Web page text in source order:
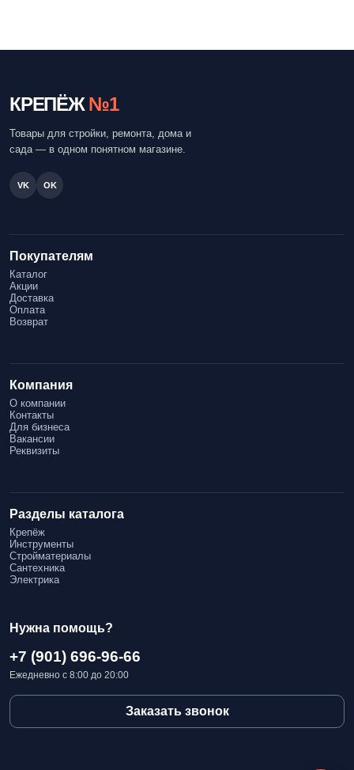
КРЕПЁЖ №1
Товары для стройки, ремонта, дома и
сада — в одном понятном магазине.
VK OK
Покупателям
Каталог
Акции
Доставка
Оплата
Возврат
Компания
О компании
Контакты
Для бизнеса
Вакансии
Реквизиты
Разделы каталога
Крепёж
Инструменты
Стройматериалы
Сантехника
Электрика
Нужна помощь?
+7 (901) 696-96-66
Ежедневно с 8:00 до 20:00
Заказать звонок